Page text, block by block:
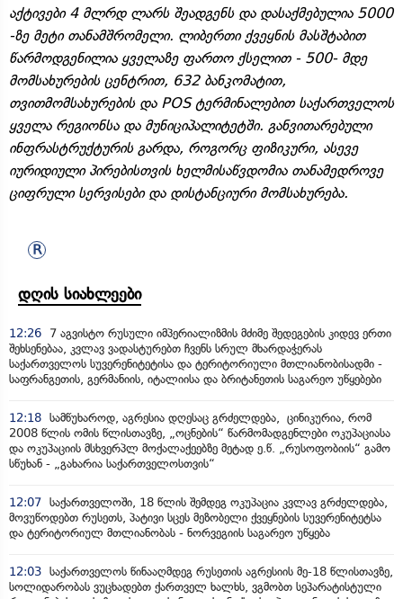
აქტივები 4 მლრდ ლარს შეადგენს და დასაქმებულია 5000
-ზე მეტი თანამშრომელი. ლიბერთი ქვეყნის მასშტაბით
წარმოდგენილია ყველაზე ფართო ქსელით - 500- მდე
მომსახურების ცენტრით, 632 ბანკომატით,
თვითმომსახურების და POS ტერმინალებით საქართველოს
ყველა რეგიონსა და მუნიციპალიტეტში. განვითარებული
ინფრასტრუქტურის გარდა, როგორც ფიზიკური, ასევე
იურიდიული პირებისთვის ხელმისაწვდომია თანამედროვე
ციფრული სერვისები და დისტანციური მომსახურება.
დღის სიახლეები
12:26
7 აგვისტო რუსული იმპერიალიზმის მძიმე შედეგების კიდევ ერთი
შეხსენებაა, კვლავ ვადასტურებთ ჩვენს სრულ მხარდაჭერას
საქართველოს სუვერენიტეტისა და ტერიტორიული მთლიანობისადმი -
საფრანგეთის, გერმანიის, იტალიისა და ბრიტანეთის საგარეო უწყებები
12:18 სამწუხაროდ, აგრესია დღესაც გრძელდება, ცინიკურია, რომ
2008 წლის ომის წლისთავზე, „ოცნების“ წარმომადგენლები ოკუპაციასა
და ოკუპაციის მსხვერპლ მოქალაქეებზე მეტად ე.წ. „რუსოფობიის“ გამო
სწუხან - „გახარია საქართველოსთვის“
12:07 საქართველოში, 18 წლის შემდეგ ოკუპაცია კვლავ გრძელდება,
მოვუწოდებთ რუსეთს, პატივი სცეს მეზობელი ქვეყნების სუვერენიტეტსა
და ტერიტორიულ მთლიანობას - ნორვეგიის საგარეო უწყება
12:03 საქართველოს წინააღმდეგ რუსეთის აგრესიის მე-18 წლისთავზე,
სოლიდარობას ვუცხადებთ ქართველ ხალხს, ვგმობთ სეპარატისტული